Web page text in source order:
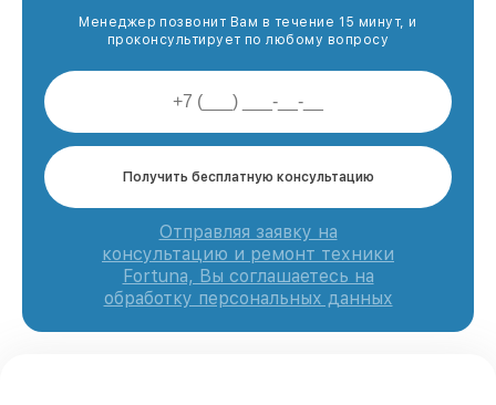
Менеджер позвонит Вам в течение 15 минут, и
проконсультирует по любому вопросу
Получить бесплатную консультацию
Отправляя заявку на
консультацию и ремонт техники
Fortuna, Вы соглашаетесь на
обработку персональных данных